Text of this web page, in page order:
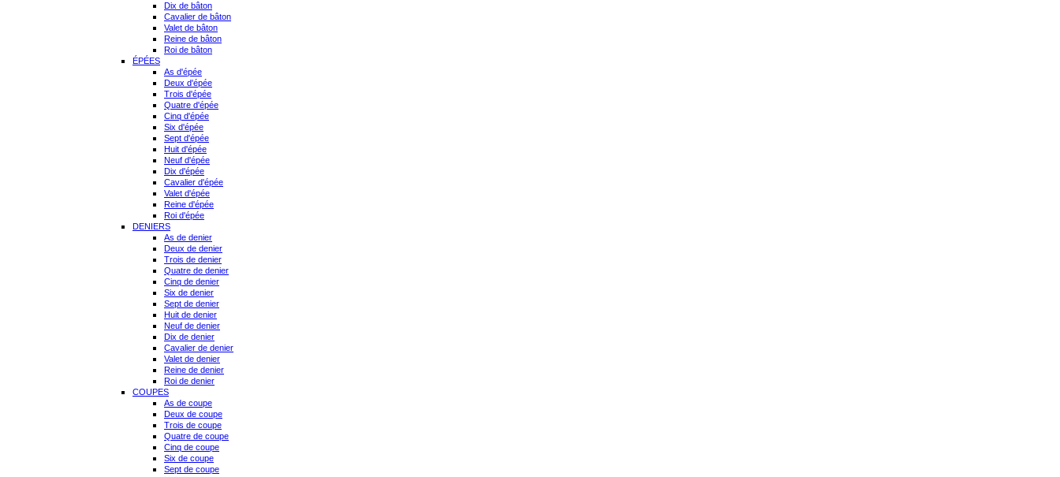
Dix de bâton
Cavalier de bâton
Valet de bâton
Reine de bâton
Roi de bâton
ÉPÉES
As d'épée
Deux d'épée
Trois d'épée
Quatre d'épée
Cinq d'épée
Six d'épée
Sept d'épée
Huit d'épée
Neuf d'épée
Dix d'épée
Cavalier d'épée
Valet d'épée
Reine d'épée
Roi d'épée
DENIERS
As de denier
Deux de denier
Trois de denier
Quatre de denier
Cinq de denier
Six de denier
Sept de denier
Huit de denier
Neuf de denier
Dix de denier
Cavalier de denier
Valet de denier
Reine de denier
Roi de denier
COUPES
As de coupe
Deux de coupe
Trois de coupe
Quatre de coupe
Cinq de coupe
Six de coupe
Sept de coupe